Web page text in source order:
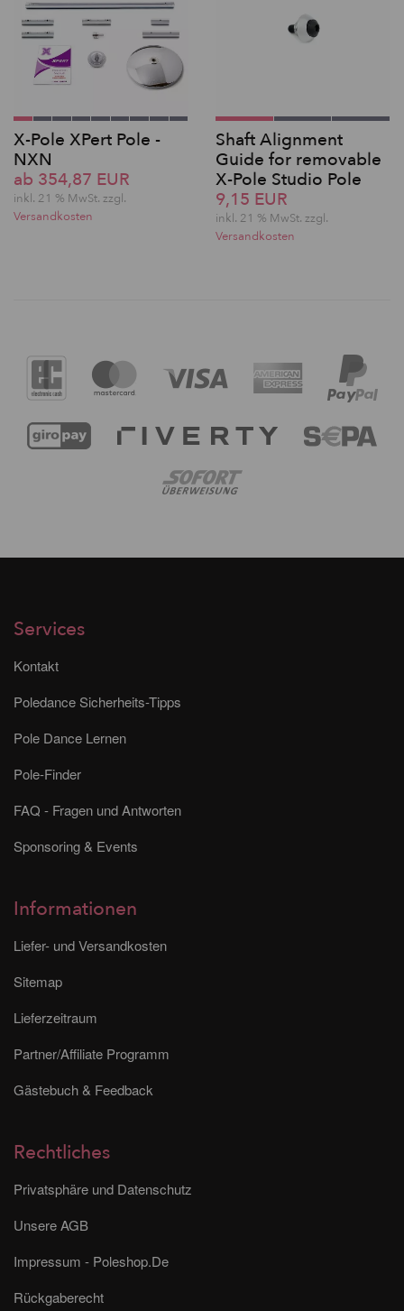
X-Pole XPert Pole -
NXN
ab 354,87 EUR
inkl. 21 % MwSt. zzgl.
Versandkosten
Shaft Alignment
Guide for removable
X-Pole Studio Pole
9,15 EUR
inkl. 21 % MwSt. zzgl.
Versandkosten
Services
Kontakt
Poledance Sicherheits-Tipps
Pole Dance Lernen
Pole-Finder
FAQ - Fragen und Antworten
Sponsoring & Events
Informationen
Liefer- und Versandkosten
Sitemap
Lieferzeitraum
Partner/Affiliate Programm
Gästebuch & Feedback
Rechtliches
Privatsphäre und Datenschutz
Unsere AGB
Impressum - Poleshop.De
Rückgaberecht